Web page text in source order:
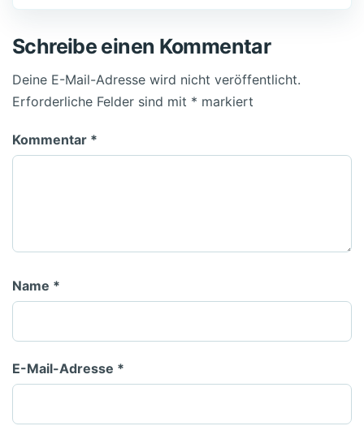
Schreibe einen Kommentar
Deine E-Mail-Adresse wird nicht veröffentlicht.
Erforderliche Felder sind mit * markiert
Kommentar *
Name *
E-Mail-Adresse *